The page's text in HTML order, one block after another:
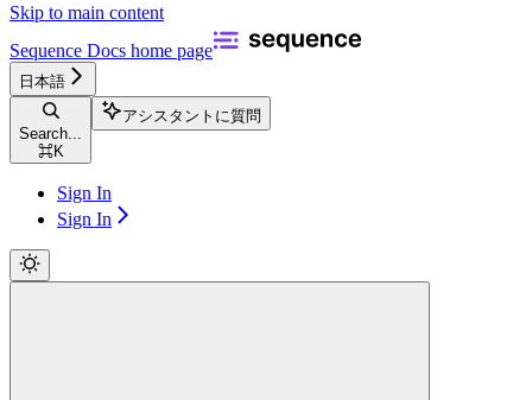
Skip to main content
Sequence Docs home page
日本語
Search...
⌘K
アシスタントに質問
Sign In
Sign In